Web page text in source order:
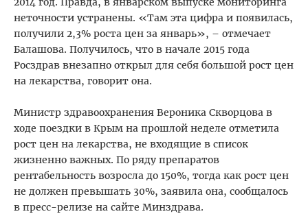
неточности устранены. «Там эта цифра и появилась,
получили 2,3% роста цен за январь», – отмечает
Балашова. Получилось, что в начале 2015 года
Росздрав внезапно открыл для себя большой рост цен
на лекарства, говорит она.
Министр здравоохранения Вероника Скворцова в
ходе поездки в Крым на прошлой неделе отметила
рост цен на лекарства, не входящие в список
жизненно важных. По ряду препаратов
рентабельность возросла до 150%, тогда как рост цен
не должен превышать 30%, заявила она, сообщалось
в пресс-релизе на сайте Минздрава.